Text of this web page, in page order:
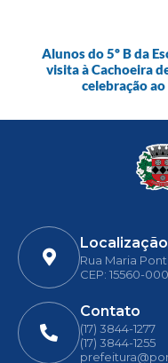
Alunos do 5º B da
visita à Cachoeira
celebração
Localização
Rua Maria
CEP: 15560-000
Contato
(17) 3844-1277
(17) 3844-1255